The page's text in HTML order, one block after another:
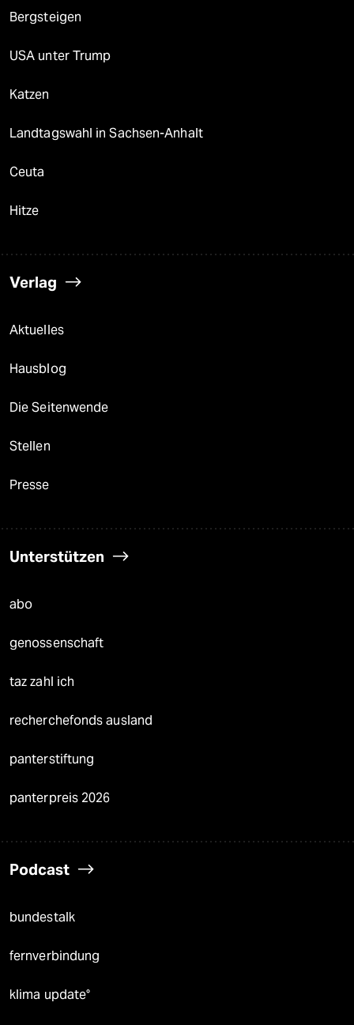
Bergsteigen
USA unter Trump
Katzen
Landtagswahl in Sachsen-Anhalt
Ceuta
Hitze
Verlag
Aktuelles
Hausblog
Die Seitenwende
Stellen
Presse
Unterstützen
abo
genossenschaft
taz zahl ich
recherchefonds ausland
panterstiftung
panterpreis 2026
Podcast
bundestalk
fernverbindung
klima update°